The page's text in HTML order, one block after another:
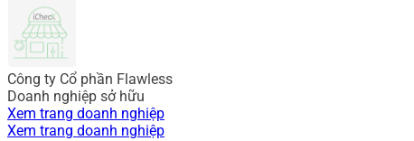
Công ty Cổ phần Flawless
Doanh nghiệp sở hữu
Xem trang doanh nghiệp
Xem trang doanh nghiệp